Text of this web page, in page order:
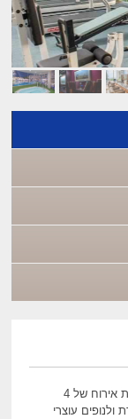
הינו מלון ברמת אירוח של 4
עוצרי